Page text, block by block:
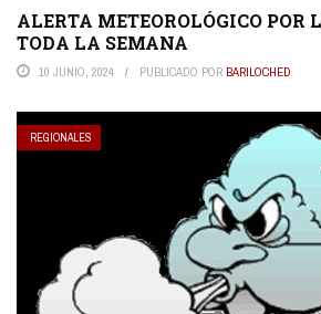
ALERTA METEOROLÓGICO POR
TODA LA SEMANA
10 JUNIO, 2024 PUBLICADO POR BARILOCHED
REGIONALES